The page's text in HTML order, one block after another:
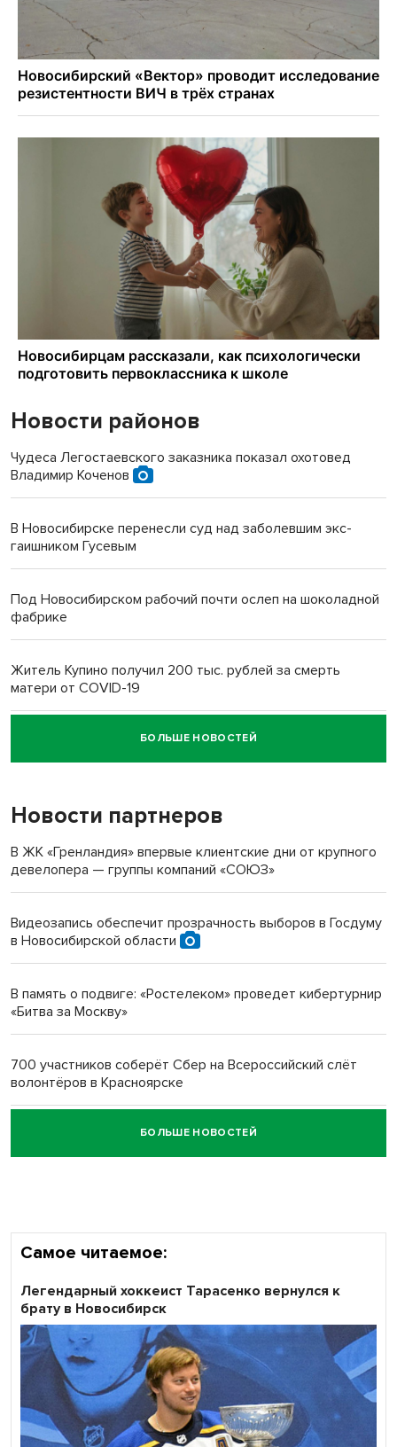
Новости районов
Чудеса Легостаевского заказника показал охотовед
Владимир Коченов
В Новосибирске перенесли суд над заболевшим экс-
гаишником Гусевым
Под Новосибирском рабочий почти ослеп на шоколадной
фабрике
Житель Купино получил 200 тыс. рублей за смерть
матери от COVID-19
Новосибирский суд наказал водителя за смерть
пенсионерки на вокзале
«Мы живём на пастбище!»: в новосибирском селе лошади
терроризируют жителей
Инвалид получил условный срок за избиение врачей
Новосибирский преподаватель с женой вошли в топ-16
Обновлённое отделение ВТБ открылось в Искитиме
БОЛЬШЕ НОВОСТЕЙ
Новости партнеров
В ЖК «Гренландия» впервые клиентские дни от крупного
девелопера — группы компаний «СОЮЗ»
Видеозапись обеспечит прозрачность выборов в Госдуму
в Новосибирской области
В память о подвиге: «Ростелеком» проведет кибертурнир
«Битва за Москву»
700 участников соберёт Сбер на Всероссийский слёт
волонтёров в Красноярске
Честный выбор: видеонаблюдение обеспечит
объективность результатов ЕДГ в Новосибирской
БОЛЬШЕ НОВОСТЕЙ
Самое читаемое:
Легендарный хоккеист Тарасенко вернулся к
брату в Новосибирск